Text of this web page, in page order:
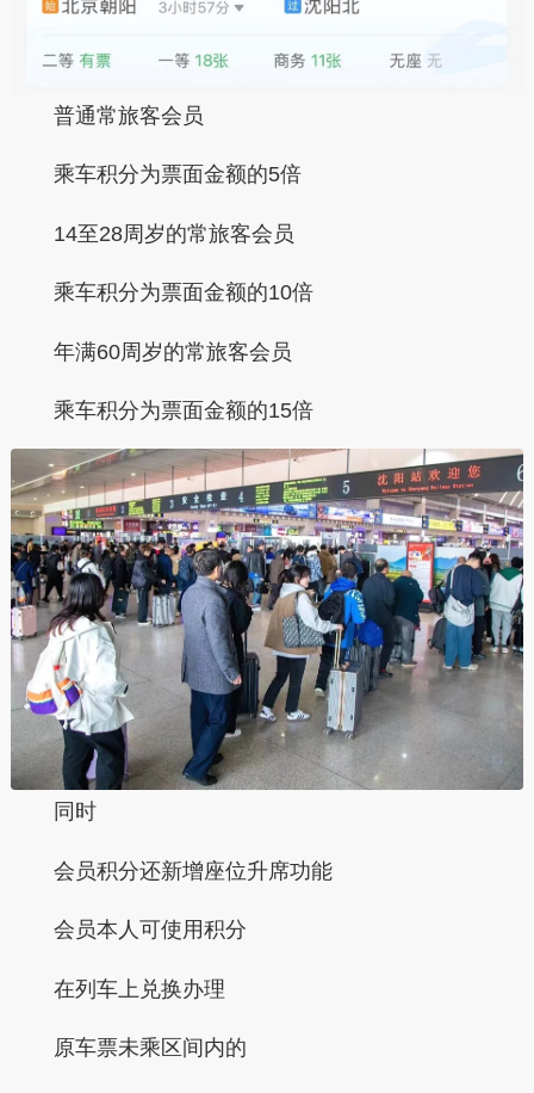
普通常旅客会员
乘车积分为票面金额的5倍
14至28周岁的常旅客会员
乘车积分为票面金额的10倍
年满60周岁的常旅客会员
乘车积分为票面金额的15倍
同时
会员积分还新增座位升席功能
会员本人可使用积分
在列车上兑换办理
原车票未乘区间内的